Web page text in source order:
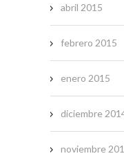
abril 2015
febrero 2015
enero 2015
diciembre
noviembre